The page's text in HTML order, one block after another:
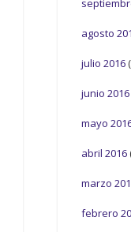
agosto
julio 2016
junio 2016
mayo
abril 2016
marzo
febrero